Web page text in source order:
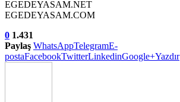
EGEDEYASAM.NET
EGEDEYASAM.COM
0 1.431
Paylaş WhatsAppTelegramE-
postaFacebookTwitterLinkedinGoogle+Yazdır